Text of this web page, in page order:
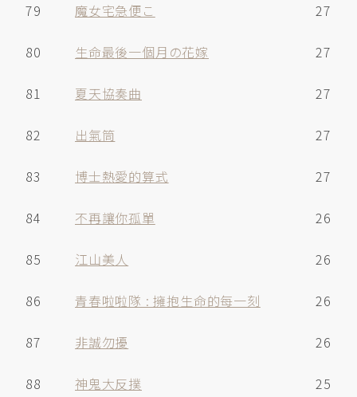
79 魔女宅急便こ 27
80 生命最後一個月の花嫁 27
81 夏天協奏曲 27
82 出氣筒 27
83 博士熱愛的算式 27
84 不再讓你孤單 26
85 江山美人 26
86 青春啦啦隊 : 擁抱生命的每一刻 26
87 非誠勿擾 26
88 神鬼大反撲 25